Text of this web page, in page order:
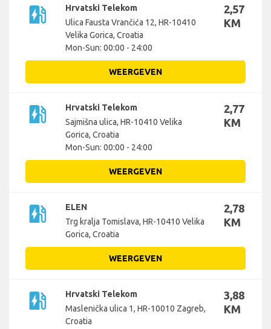
ev_station
Hrvatski Telekom
Ulica Fausta Vrančića 12, HR-10410
Velika Gorica, Croatia
Mon-Sun: 00:00 - 24:00
2,57
KM
WEERGEVEN
ev_station
Hrvatski Telekom
Sajmišna ulica, HR-10410 Velika
Gorica, Croatia
Mon-Sun: 00:00 - 24:00
2,77
KM
WEERGEVEN
ev_station
ELEN
Trg kralja Tomislava, HR-10410 Velika
Gorica, Croatia
2,78
KM
WEERGEVEN
ev_station
Hrvatski Telekom
Maslenička ulica 1, HR-10010 Zagreb,
Croatia
3,88
KM